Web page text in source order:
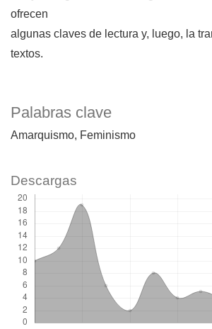
Palabras clave
Amarquismo Feminismo
ofrecen
algunas claves de lectura y, luego, la
textos.
Descargas